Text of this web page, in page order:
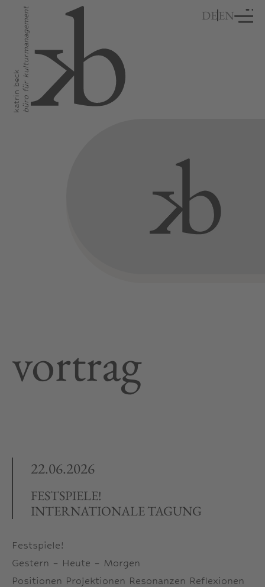
katrin beckbüro für kulturmanagement DEEN
vortrag
22.06.2026
FESTSPIELE!
INTERNATIONALE TAGUNG
Festspiele!
Gestern – Heute – Morgen
Positionen Projektionen Resonanzen Reflexionen